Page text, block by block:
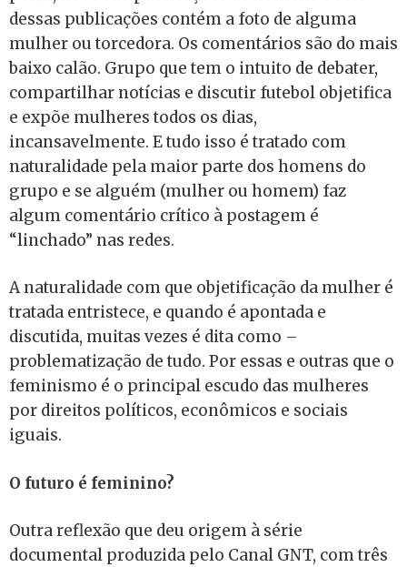
dessas publicações contém a foto de alguma
mulher ou torcedora. Os comentários são do mais
baixo calão. Grupo que tem o intuito de debater,
compartilhar notícias e discutir futebol objetifica
e expõe mulheres todos os dias,
incansavelmente. E tudo isso é tratado com
naturalidade pela maior parte dos homens do
grupo e se alguém (mulher ou homem) faz
algum comentário crítico à postagem é
“linchado” nas redes.
A naturalidade com que objetificação da mulher é
tratada entristece, e quando é apontada e
discutida, muitas vezes é dita como –
problematização de tudo. Por essas e outras que o
feminismo é o principal escudo das mulheres
por direitos políticos, econômicos e sociais
iguais.
O futuro é feminino?
Outra reflexão que deu origem à série
documental produzida pelo Canal GNT, com três